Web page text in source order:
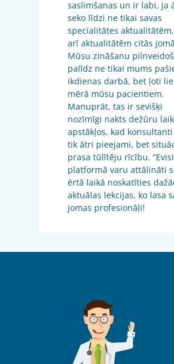
saslimšanas un ir labi, ja
seko līdzi ne tikai savas
specialitātes
arī aktualitātēm citās
Mūsu zināšanu
palīdz ne tikai mums
ikdienas darbā, bet ļoti
mērā mūsu pacientiem.
Manuprāt, tas ir sevišķi
nozīmīgi nakts dežūru
apstākļos, kad
tik ātri pieejami, bet
prasa tūlītēju rīcību.
platformā varu attālināti
ērtā laikā noskatīties
aktuālas lekcijas, ko lasa
jomas profesionāļi!